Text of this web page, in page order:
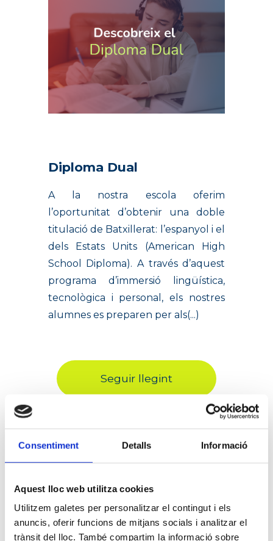
Consentiment Detalls Informació
Aquest lloc web utilitza cookies
Utilitzem galetes per personalitzar el contingut i els
anuncis, oferir funcions de mitjans socials i analitzar el
trànsit del lloc. També compartim la informació sobre
Diploma Dual
A la nostra escola oferim
l’oportunitat d’obtenir una doble
titulació de Batxillerat: l’espanyol i el
dels Estats Units (American High
School Diploma). A través d’aquest
programa d’immersió lingüística,
tecnològica i personal, els nostres
alumnes es preparen per als(...)
Seguir llegint